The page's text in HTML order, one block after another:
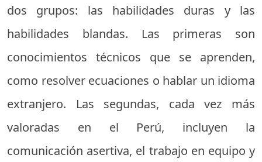
dos grupos: las habilidades duras y las
habilidades blandas. Las primeras son
conocimientos técnicos que se aprenden,
como resolver ecuaciones o hablar un idioma
extranjero. Las segundas, cada vez más
valoradas en el Perú, incluyen la
comunicación asertiva, el trabajo en equipo y